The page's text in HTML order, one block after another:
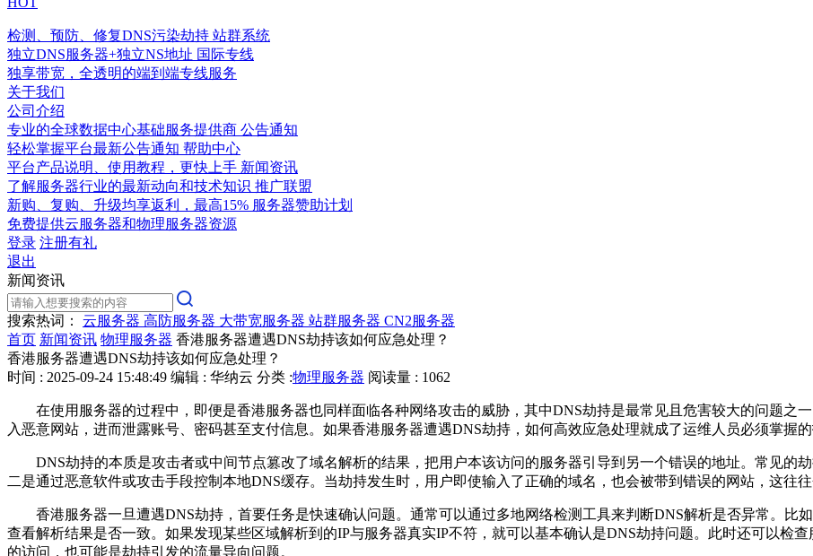
检测、预防、修复DNS污染劫持 站群系统
独立DNS服务器+独立NS地址 国际专线
独享带宽，全透明的端到端专线服务
关于我们
公司介绍
专业的全球数据中心基础服务提供商 公告通知
轻松掌握平台最新公告通知 帮助中心
平台产品说明、使用教程，更快上手 新闻资讯
了解服务器行业的最新动向和技术知识 推广联盟
新购、复购、升级均享返利，最高15% 服务器赞助计划
免费提供云服务器和物理服务器资源
登录 注册有礼
退出
新闻资讯
搜索热词： 云服务器 高防服务器 大带宽服务器 站群服务器 CN2服务器
首页 新闻资讯 物理服务器 香港服务器遭遇DNS劫持该如何应急处理？
香港服务器遭遇DNS劫持该如何应急处理？
时间 : 2025-09-24 15:48:49 编辑 : 华纳云 分类 :物理服务器 阅读量 : 1062
在使用服务器的过程中，即便是香港服务器也同样面临各种网络攻击的威胁，其中DNS劫持是最常见且危害较大的问题之
入恶意网站，进而泄露账号、密码甚至支付信息。如果香港服务器遭遇DNS劫持，如何高效应急处理就成了运维人员必须掌握的
DNS劫持的本质是攻击者或中间节点篡改了域名解析的结果，把用户本该访问的服务器引导到另一个错误的地址。常见的劫
二是通过恶意软件或攻击手段控制本地DNS缓存。当劫持发生时，用户即使输入了正确的域名，也会被带到错误的网站，这往
香港服务器一旦遭遇DNS劫持，首要任务是快速确认问题。通常可以通过多地网络检测工具来判断DNS解析是否异常。比
查看解析结果是否一致。如果发现某些区域解析到的IP与服务器真实IP不符，就可以基本确认是DNS劫持问题。此时还可以检
的访问，也可能是劫持引发的流量导向问题。